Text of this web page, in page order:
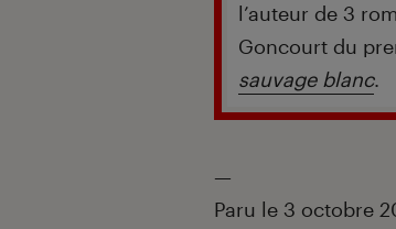
l’auteur de 3
Goncourt du
sauvage blanc.
—
Paru le 3 octobre